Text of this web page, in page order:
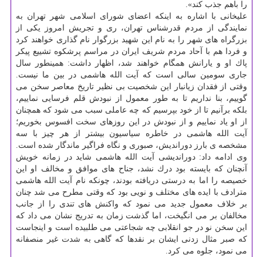
را باهم جذب كند».
علیخانی با اشاره به اینكه اعضای شورای اسلامی شهر تهران به
نمایندگی از مردم قدرشناس تهران، ری و تجریش امروز یكی از
بزرگراه های شهر را به نام این شهید بزرگوار نام گذاری خواهند كرد
و فردا هم با آحاد مردم شریف ایران در مراسم پرشكوه تشییع پیكر
پاك او و یارانش همگام خواهند شد، اظهار داشت: همینطور سال
جاری سومین سالی است كه آیت الله هاشمی در بین ما نیست.
وقتی از فقدان زیانبار این شخصیت بی نظیر تاریخ معاصر سخن می
گوییم، بنا نداریم تا به طور معمول از نبودش قلم فرسایی نماییم،
بلكه برآنیم تا از خود بپرسیم كه چه عاملی سبب می شود كه همچنان
از او یاد نماییم و از نبودش در این روزهای سخت افسوس بخوریم؛
آیت الله هاشمی در خاطره سیاسیون بیشتر از هر چیز با سه
مشخصه ی بارز دوراندیش، صبوری و نگاه فراگیر ماندگار شده است.
وی ادامه داد: دوراندیشی آیت الله هاشمی شاید در زمانه خویش
آنچنان كه بایسته بود درك نشد، جناح های موافق و مخالف او این
خصیصه را اما به درستی دریافته بودند، چونكه نام آیت الله هاشمی
مترادف با ایده های مختلف و نویی بود كه وقتی مطرح می شد چنان
بر خلاف معمول جدید می نمود كه واكنش های تندی را از جانب
مخالفان بر می انگیخت، اما گذشت زمان به تدریج نشان می داد كه
این سخن نو در جو انقلابی چه شجاعتی می طلبیده است و اینجاست
كه صبر مثال زدنی ایشان بر نقدها كه گاهی به شدت غیر منصفانه
می نمود، جلوه می كرد.